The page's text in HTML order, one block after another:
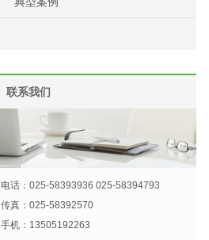
联系我们
电话：025-58393936 025-58394793
传真：025-58392570
手机：13505192263